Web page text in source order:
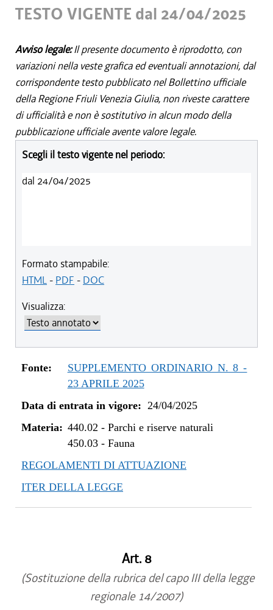
TESTO VIGENTE dal 24/04/2025
Avviso legale:Il presente documento è riprodotto, con
variazioni nella veste grafica ed eventuali annotazioni, dal
corrispondente testo pubblicato nel Bollettino ufficiale
della Regione Friuli Venezia Giulia, non riveste carattere
di ufficialità e non è sostitutivo in alcun modo della
pubblicazione ufficiale avente valore legale.
Scegli il testo vigente nel periodo:
dal 24/04/2025
Formato stampabile:
HTML- PDF - DOC
Visualizza:
Fonte:
SUPPLEMENTO ORDINARIO N. 8 -
23 APRILE 2025
Data di entrata in vigore: 24/04/2025
Materia: 440.02 - Parchi e riserve naturali
450.03- Fauna
REGOLAMENTI DI ATTUAZIONE
ITER DELLA LEGGE
Art. 8
(Sostituzione della rubrica del capo III della legge
regionale 14/2007)